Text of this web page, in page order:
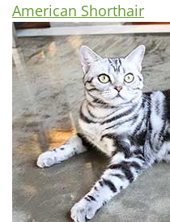
American Shorthair